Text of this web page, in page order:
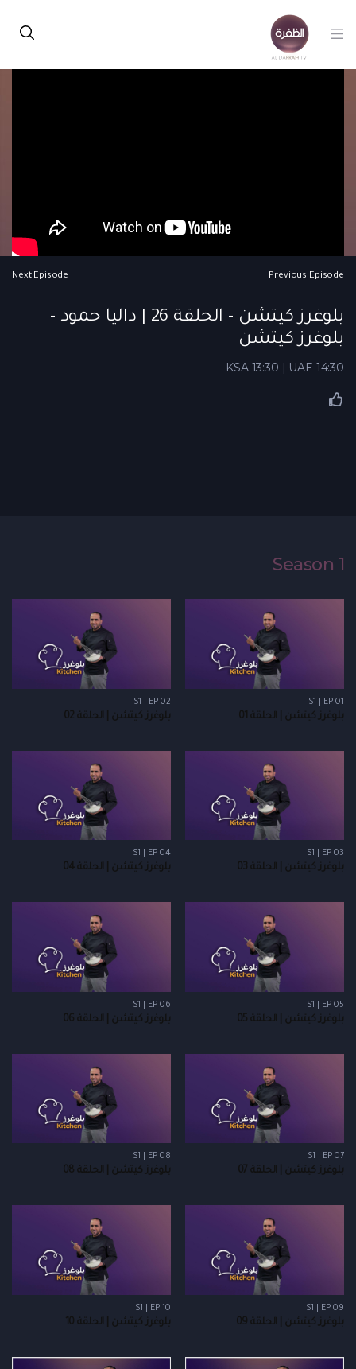
Previous Episode
Next Episode
بلوغرز كيتشن - الحلقة 26 | داليا حمود -
بلوغرز كيتشن
KSA 13:30 | UAE 14:30
Season 1
S1 | EP 01
بلوغرز كيتشن | الحلقة 01
S1 | EP 02
بلوغرز كيتشن | الحلقة 02
S1 | EP 03
بلوغرز كيتشن | الحلقة 03
S1 | EP 04
بلوغرز كيتشن | الحلقة 04
S1 | EP 05
بلوغرز كيتشن | الحلقة 05
S1 | EP 06
بلوغرز كيتشن | الحلقة 06
S1 | EP 07
بلوغرز كيتشن | الحلقة 07
S1 | EP 08
بلوغرز كيتشن | الحلقة 08
S1 | EP 09
بلوغرز كيتشن | الحلقة 09
S1 | EP 10
بلوغرز كيتشن | الحلقة 10